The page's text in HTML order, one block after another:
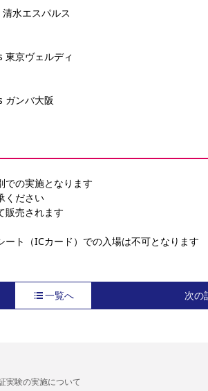
水エスパルス
東京ヴェルディ
ガンバ大阪
での実施となります
ください
販売されます
ト（ICカード）での入場は不可となります
一覧へ 次の
実験の実施について